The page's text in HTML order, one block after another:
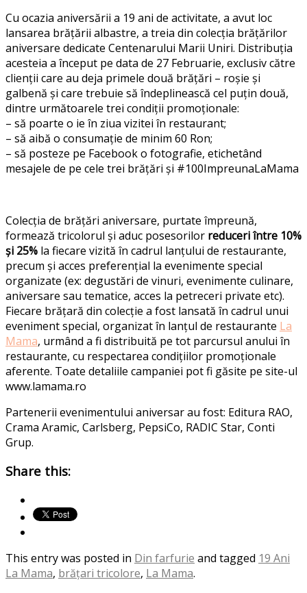
Cu ocazia aniversării a 19 ani de activitate, a avut loc
lansarea brățării albastre, a treia din colecția brățărilor
aniversare dedicate Centenarului Marii Uniri. Distribuția
acesteia a început pe data de 27 Februarie, exclusiv către
clienții care au deja primele două brățări – roșie și
galbenă și care trebuie să îndeplinească cel puțin două,
dintre următoarele trei condiții promoționale:
– să poarte o ie în ziua vizitei în restaurant;
– să aibă o consumație de minim 60 Ron;
– să posteze pe Facebook o fotografie, etichetând
mesajele de pe cele trei brățări și #100ImpreunaLaMama
Colecția de brățări aniversare, purtate împreună,
formează tricolorul și aduc posesorilor reduceri între 10%
și 25% la fiecare vizită în cadrul lanțului de restaurante,
precum și acces preferențial la evenimente special
organizate (ex: degustări de vinuri, evenimente culinare,
aniversare sau tematice, acces la petreceri private etc).
Fiecare brățară din colecție a fost lansată în cadrul unui
eveniment special, organizat în lanțul de restaurante La
Mama, urmând a fi distribuită pe tot parcursul anului în
restaurante, cu respectarea condițiilor promoționale
aferente. Toate detaliile campaniei pot fi găsite pe site-ul
www.lamama.ro
Partenerii evenimentului aniversar au fost: Editura RAO,
Crama Aramic, Carlsberg, PepsiCo, RADIC Star, Conti
Grup.
Share this:
This entry was posted in Din farfurie and tagged 19 Ani
La Mama, brățari tricolore, La Mama.